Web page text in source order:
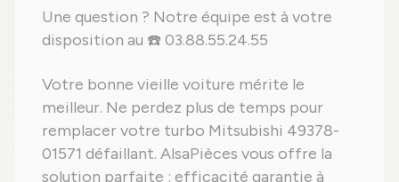
Une question ? Notre équipe est à votre
disposition au ☎️ 03.88.55.24.55
Votre bonne vieille voiture mérite le
meilleur. Ne perdez plus de temps pour
remplacer votre turbo Mitsubishi 49378-
01571 défaillant. AlsaPièces vous offre la
solution parfaite : efficacité garantie à